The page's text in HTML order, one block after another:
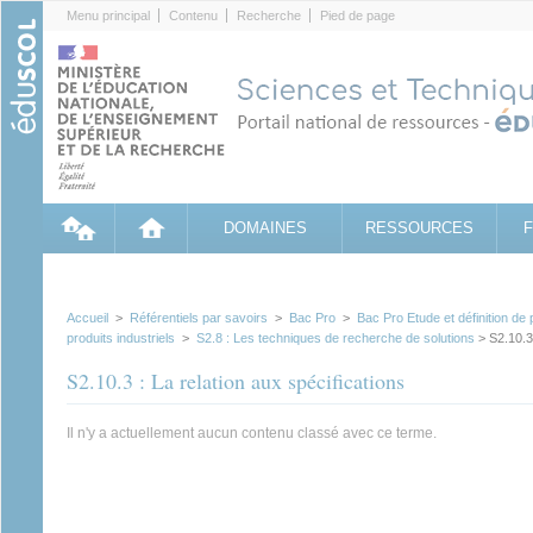
Menu principal Contenu Recherche Pied de page
DOMAINES RESSOURCES
Accueil > Référentiels par savoirs > Bac Pro > Bac Pro Etude et définition
produits industriels > S2.8 : Les techniques de recherche de solutions >
S2.10.3 : La relation aux spécifications
Il n'y a actuellement aucun contenu classé avec ce terme.